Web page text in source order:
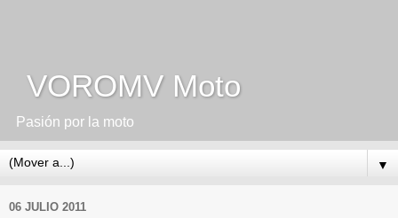
VOROMV Moto
Pasión por la moto
▼
06 JULIO 2011